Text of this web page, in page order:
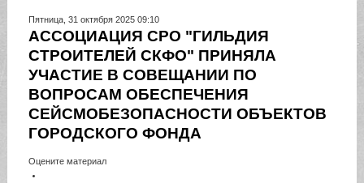
Пятница, 31 октября 2025 09:10
АССОЦИАЦИЯ СРО "ГИЛЬДИЯ
СТРОИТЕЛЕЙ СКФО" ПРИНЯЛА
УЧАСТИЕ В СОВЕЩАНИИ ПО
ВОПРОСАМ ОБЕСПЕЧЕНИЯ
СЕЙСМОБЕЗОПАСНОСТИ ОБЪЕКТОВ
ГОРОДСКОГО ФОНДА
Оцените материал